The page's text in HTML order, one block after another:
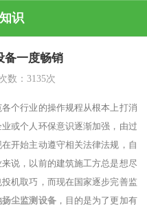
识
备一度畅销
数： 3135次
个行业的操作规程从根本上打消
或个人环保意识逐渐加强，由过
开始主动遵守相关法律法规，自
说，以前的建筑施工方总是想尽
机取巧，而现在国家逐步完善监
扬尘监测设备，目的是为了更加有